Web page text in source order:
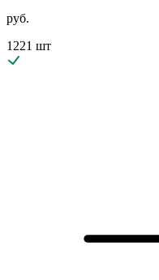
руб.
1221 шт